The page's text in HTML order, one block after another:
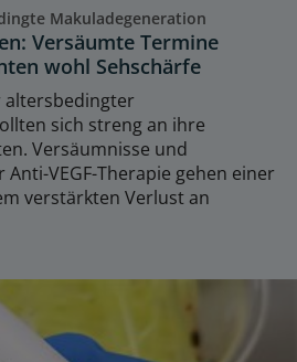
Makuladegeneration
Versäumte Termine
wohl Sehschärfe
altersbedingter
sich streng an ihre
Versäumnisse und
VEGF-Therapie gehen einer
verstärkten Verlust an